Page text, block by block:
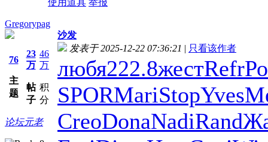
Gregorypag
76
主
题
23
万
帖
子
46
万
积
分
论坛元老
沙发
发表于 2025-12-22 07:36:21 | 只看该作者
любя222.8жестRefr
SPORMariStopYves
CreoDonaNadiRand